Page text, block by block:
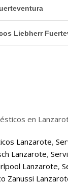
Liebherr
en
Lanzarote,
Lanzarote,
Lanzarote,
Zanussi